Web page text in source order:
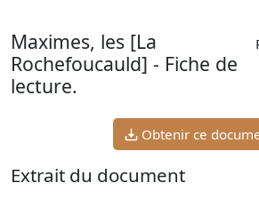
Maximes, les [La
Rochefoucauld] - Fiche de
lecture.
Obtenir ce
Extrait du document